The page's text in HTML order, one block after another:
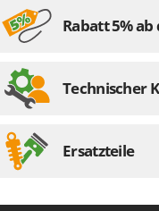
Rabatt 5%
Technischer
Ersatzteile